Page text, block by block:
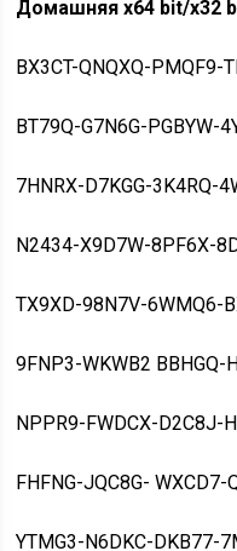
Домашняя x64 bit/x32
BX3CT-QNQXQ-PMQF9-
BT79Q-G7N6G-PGBYW-
7HNRX-D7KGG-3K4RQ-
N2434-X9D7W-8PF6X-
TX9XD-98N7V-6WMQ6-
9FNP3-WKWB2 BBHGQ-
NPPR9-FWDCX-D2C8J-
FHFNG-JQC8G- WXCD7-
YTMG3-N6DKC-DKB77-